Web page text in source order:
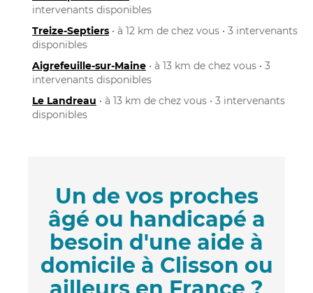
intervenants disponibles
Treize-Septiers • à 12 km de chez vous • 3 intervenants
disponibles
Aigrefeuille-sur-Maine • à 13 km de chez vous • 3
intervenants disponibles
Le Landreau • à 13 km de chez vous • 3 intervenants
disponibles
Un de vos proches
âgé ou handicapé a
besoin d'une aide à
domicile à Clisson ou